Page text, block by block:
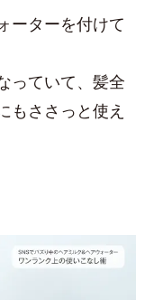
ーターを付けて
っていて、髪全
もささっと使え